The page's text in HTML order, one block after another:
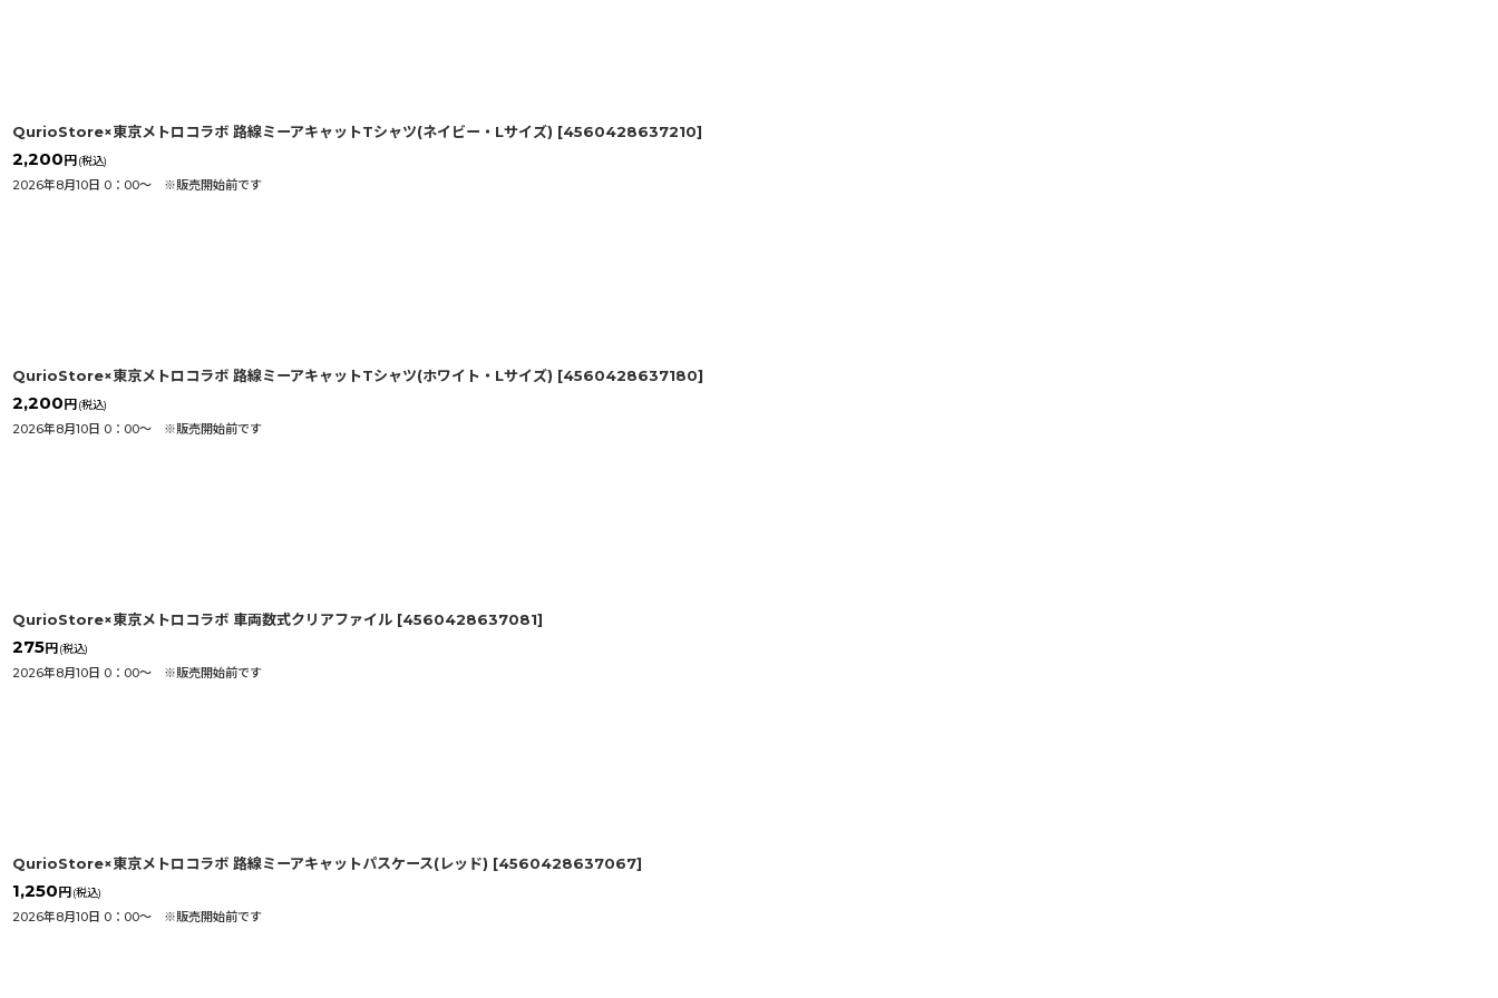
QurioStore×東京メトロコラボ 路線ミーアキャットTシャツ(ネイビー・Lサイズ) [4560428637210]
2,200 円 (税込)
2026年8月10日 0：00〜 ※販売開始前です
QurioStore×東京メトロコラボ 路線ミーアキャットTシャツ(ホワイト・Lサイズ) [4560428637180]
2,200 円 (税込)
2026年8月10日 0：00〜 ※販売開始前です
QurioStore×東京メトロコラボ 車両数式クリアファイル [4560428637081]
275円 (税込)
2026年8月10日 0：00〜 ※販売開始前です
QurioStore×東京メトロコラボ 路線ミーアキャットパスケース(レッド) [4560428637067]
1,250 円 (税込)
2026年8月10日 0：00〜 ※販売開始前です